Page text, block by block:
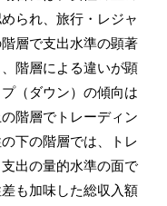
られ、旅行・レジャ
層で支出水準の顕著
階層による違いが顕
（ダウン）の傾向は
階層でトレーディン
下の階層では、トレ
出の量的水準の面で
も加味した総収入額